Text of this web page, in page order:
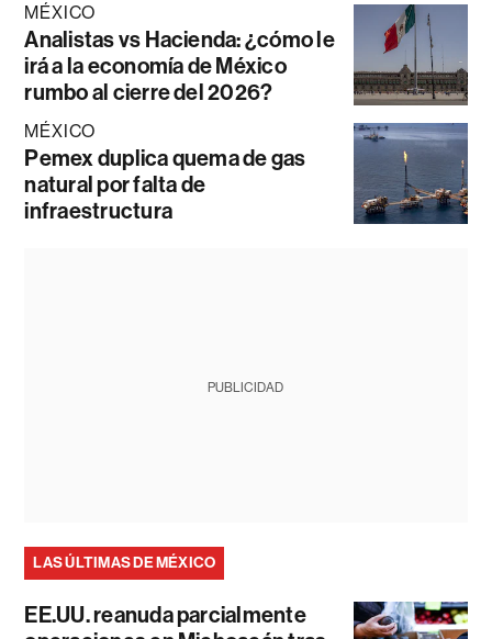
MÉXICO
Analistas vs Hacienda: ¿cómo le
irá a la economía de México
rumbo al cierre del 2026?
MÉXICO
Pemex duplica quema de gas
natural por falta de
infraestructura
PUBLICIDAD
LAS ÚLTIMAS DE MÉXICO
EE.UU. reanuda parcialmente